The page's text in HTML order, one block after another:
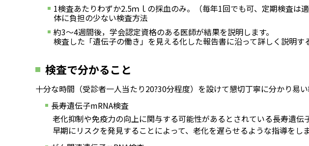
1検査あたりわずか2.5ｍｌの採血のみ。（毎年1回でも可、定期検査は適
体に負担の少ない検査方法
約3～4週間後，学会認定資格のある医師が結果を説明します。
検査した「遺伝子の働き」を見える化した報告書に沿って詳しく説明す
検査で分かること
十分な時間（受診者一人当たり20?30分程度）を設けて懇切丁寧に分かり易
長寿遺伝子mRNA検査
老化抑制や免疫力の向上に関与する可能性があるとされている長寿遺伝
早期にリスクを発見することによって、老化を遅らせるような指導をしま